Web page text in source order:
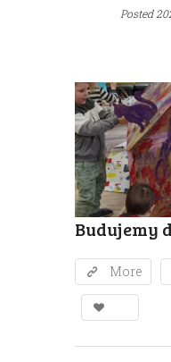
Posted
Budujemy
More